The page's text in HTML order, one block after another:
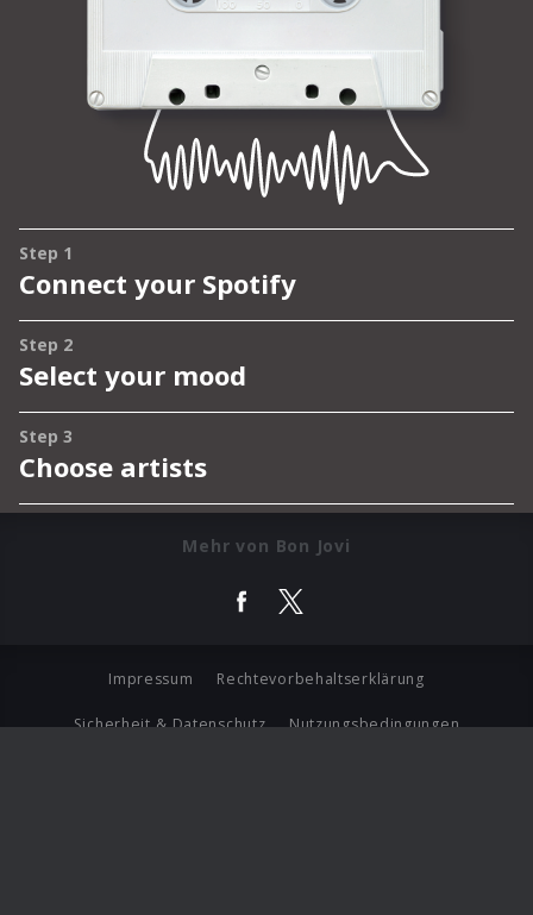
Mehr von Bon Jovi
Impressum Rechtevorbehaltserklärung
Sicherheit & Datenschutz Nutzungsbedingungen